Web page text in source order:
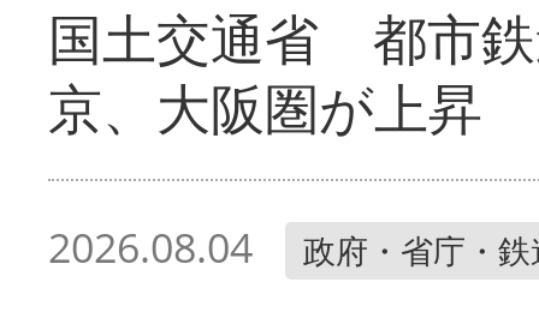
国土交通省 都市
京、大阪圏が上昇
2026.08.04 政府・省庁・